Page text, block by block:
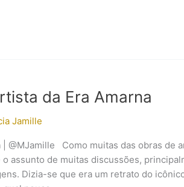
da Era Amarna
Jamille
| @MJamille Como muitas das obras de
o assunto de muitas discussões,
Dizia-se que era um retrato do